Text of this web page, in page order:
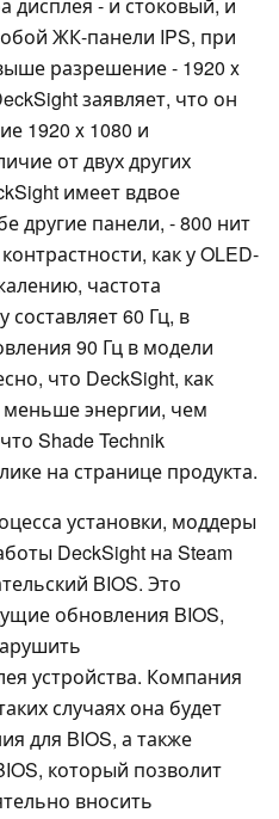
ЖК-панели IPS, при
разрешение - 1920 x
заявляет, что он
1920 x 1080 и
от двух других
имеет вдвое
другие панели, - 800 нит
как у OLED-
частота
60 Гц, в
90 Гц в модели
что DeckSight, как
энергии, чем
Shade Technik
на странице продукта.
установки, моддеры
DeckSight на Steam
BIOS. Это
обновления BIOS,
устройства. Компания
случаях она будет
для BIOS, а также
который позволит
вносить